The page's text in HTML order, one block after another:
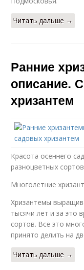
Читать дальше →
Ранние
описание.
хризантем
Красота осеннего
разноцветных
Многолетние
Хризантемы
тысячи лет и за это
сортов. Всё это
принято делить на
Читать дальше →